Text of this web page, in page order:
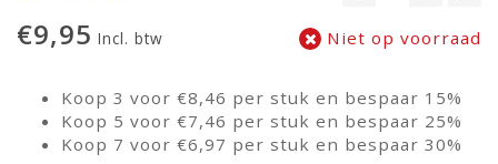
€9,95 Incl. btw Niet op voorraad
Koop 3 voor €8,46 per stuk en bespaar 15%
Koop 5 voor €7,46 per stuk en bespaar 25%
Koop 7 voor €6,97 per stuk en bespaar 30%